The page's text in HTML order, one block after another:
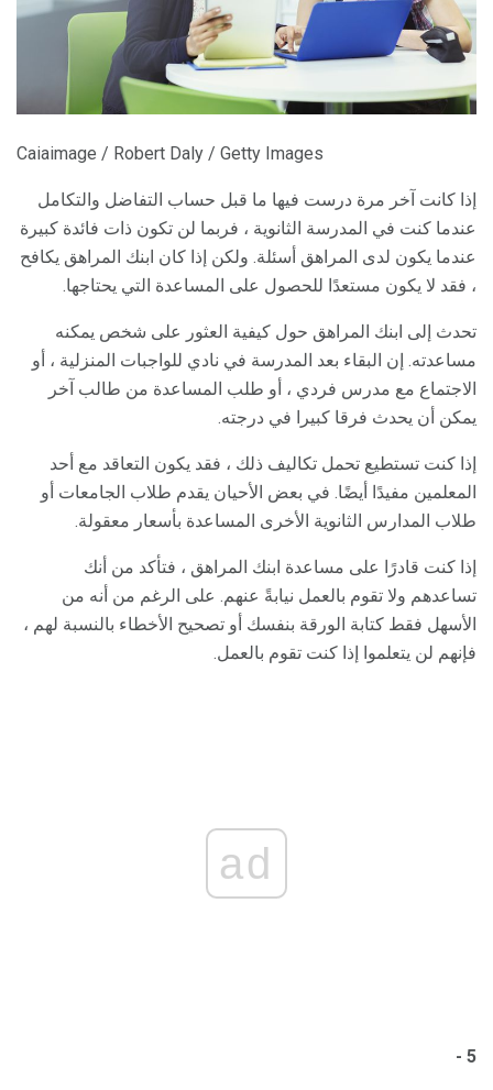
Caiaimage / Robert Daly / Getty Images
إذا كانت آخر مرة درست فيها ما قبل حساب التفاضل والتكامل
عندما كنت في المدرسة الثانوية ، فربما لن تكون ذات فائدة كبيرة
عندما يكون لدى المراهق أسئلة. ولكن إذا كان ابنك المراهق يكافح
، فقد لا يكون مستعدًا للحصول على المساعدة التي يحتاجها.
تحدث إلى ابنك المراهق حول كيفية العثور على شخص يمكنه
مساعدته. إن البقاء بعد المدرسة في نادي للواجبات المنزلية ، أو
الاجتماع مع مدرس فردي ، أو طلب المساعدة من طالب آخر
يمكن أن يحدث فرقا كبيرا في درجته.
إذا كنت تستطيع تحمل تكاليف ذلك ، فقد يكون التعاقد مع أحد
المعلمين مفيدًا أيضًا. في بعض الأحيان يقدم طلاب الجامعات أو
طلاب المدارس الثانوية الأخرى المساعدة بأسعار معقولة.
إذا كنت قادرًا على مساعدة ابنك المراهق ، فتأكد من أنك
تساعدهم ولا تقوم بالعمل نيابةً عنهم. على الرغم من أنه من
الأسهل فقط كتابة الورقة بنفسك أو تصحيح الأخطاء بالنسبة لهم ،
فإنهم لن يتعلموا إذا كنت تقوم بالعمل.
ad
5 -